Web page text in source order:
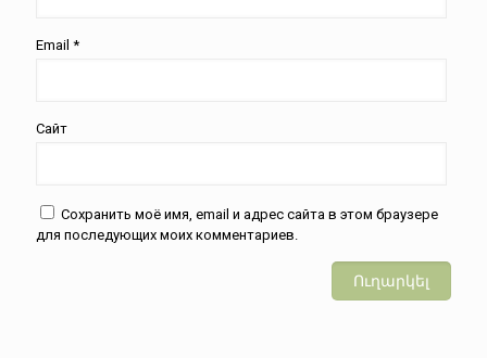
Email *
Сайт
Сохранить моё имя, email и адрес сайта в этом браузере
для последующих моих комментариев.